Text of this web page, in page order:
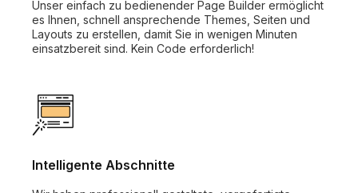
Unser einfach zu bedienender Page Builder ermöglicht
es Ihnen, schnell ansprechende Themes, Seiten und
Layouts zu erstellen, damit Sie in wenigen Minuten
einsatzbereit sind. Kein Code erforderlich!
Intelligente Abschnitte